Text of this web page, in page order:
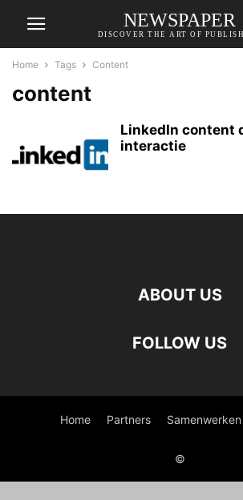
NEWSPAPER
DISCOVER THE ART OF
Home Tags Content
content
LinkedIn content
interactie
ABOUT US
FOLLOW US
Home Partners Samenwerken
©